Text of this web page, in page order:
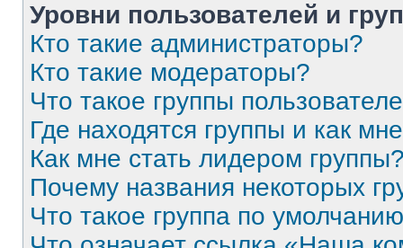
Уровни пользователей и
Кто такие администраторы?
Кто такие модераторы?
Что такое группы
Где находятся группы и как
Как мне стать лидером
Почему названия некоторых
Что такое группа по